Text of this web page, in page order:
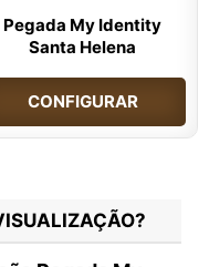
Pegada My Identity
Santa Helena
CONFIGURAR